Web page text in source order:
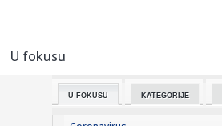
23:47:
23:44: "Mesi bi bio Pikaso" VIDEO
U fokusu
U FOKUSU KATEGORIJE